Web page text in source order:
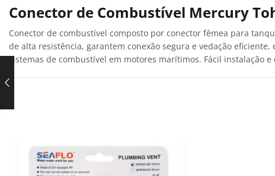
Conector de Combustível Mercury
Conector de combustível composto por conector fêmea para
de alta resistência, garantem conexão segura e vedação
sistemas de combustível em motores marítimos. Fácil instalação e